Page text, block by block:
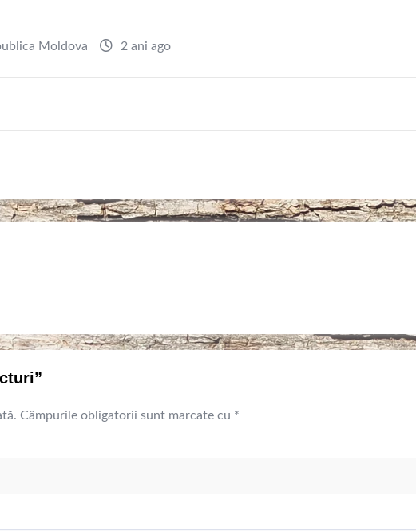
Moldova 2 ani ago
Câmpurile obligatorii sunt marcate cu *